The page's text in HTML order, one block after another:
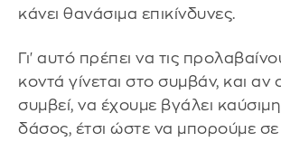
κάνει θανάσιμα επικίνδυνες.
Γι' αυτό πρέπει να τις
κοντά γίνεται στο συμβάν, και αν
συμβεί, να έχουμε βγάλει
δάσος, έτσι ώστε να μπορούμε